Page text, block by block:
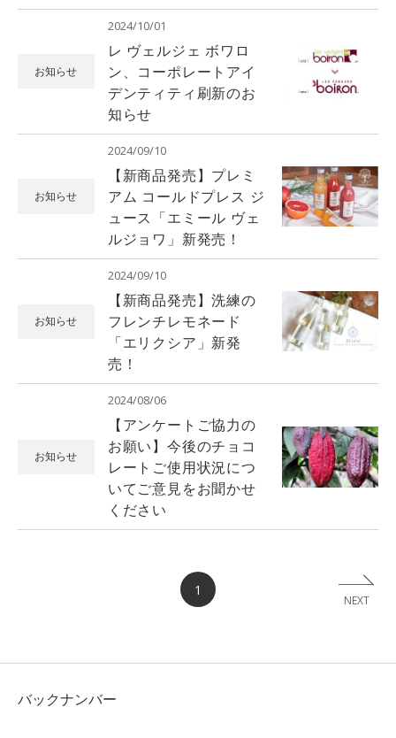
お知らせ
2024/10/01
レ ヴェルジェ ボワロ
ン、コーポレートアイ
デンティティ刷新のお
知らせ
お知らせ
2024/09/10
【新商品発売】プレミ
アム コールドプレス ジ
ュース「エミール ヴェ
ルジョワ」新発売！
お知らせ
2024/09/10
【新商品発売】洗練の
フレンチレモネード
「エリクシア」新発
売！
お知らせ
2024/08/06
【アンケートご協力の
お願い】今後のチョコ
レートご使用状況につ
いてご意見をお聞かせ
ください
1
NEXT
バックナンバー